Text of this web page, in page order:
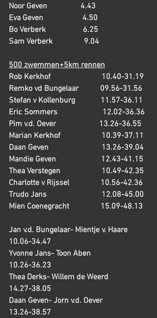
Noor Geven                 4.43
Eva Geven                    4.50
Bo Verberk                   6.25
Sam Verberk                9.04
500 zwemmen+5km rennen
Rob Kerkhof                          10.40-31.19
Remko vd Bungelaar           09.56-31.56
Stefan v Kollenburg             11.57-36.11
Eric Sommers                       12.02-36.36
Pim v.d. Oever                      13.26-36.55
Marian Kerkhof                     10.39-37.11
Daan Geven                           13.26-39.04
Mandie Geven                       12.43-41.15
Thea Verstegen                     10.49-42.35
Charlotte v Rijssel                10.56-42.36
Trudo Jans                            12.08-45.00
Mien Coenegracht                15.09-48.13
Jan v.d. Bungelaar- Mientje v. Haare
10.06-34.47
Yvonne Jans- Toon Aben
10.26-36.23
Thea Derks- Willem de Weerd
14.27-38.05
Daan Geven- Jorn v.d. Oever
13.26-38.57